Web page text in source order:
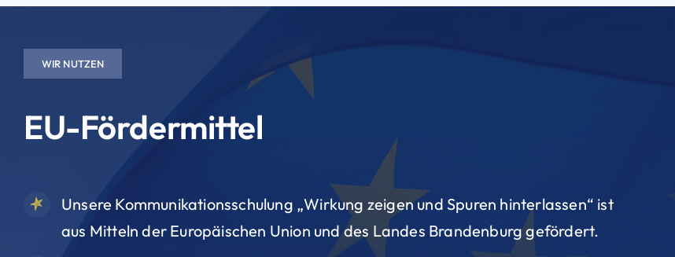
WIR NUTZEN
EU-Fördermittel
Unsere Kommunikationsschulung „Wirkung zeigen und Spuren hinterlassen“ ist
aus Mitteln der Europäischen Union und des Landes Brandenburg gefördert.